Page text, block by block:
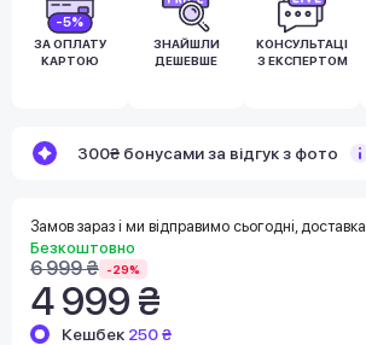
-5%
ЗА ОПЛАТУ
КАРТОЮ
ЗНАЙШЛИ
ДЕШЕВШЕ
КОНСУЛЬТАЦІЯ
З ЕКСПЕРТОМ
300₴ бонусами за відгук з фото
Замов зараз і ми відправимо сьогодні, доставка
Безкоштовно
6 999 ₴ -29%
4 999 ₴
Кешбек 250 ₴